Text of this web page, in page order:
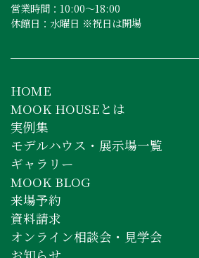
営業時間：10:00〜18:00
休館日：水曜日 ※祝日は開場
HOME
MOOK HOUSEとは
実例集
モデルハウス・展示場一覧
ギャラリー
MOOK BLOG
来場予約
資料請求
オンライン相談会・見学会